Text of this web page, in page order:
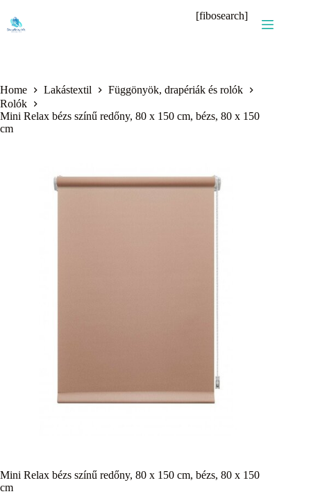
content
[fibosearch]
Home Lakástextil
Függönyök, drapériák és rolók
Rolók
Mini Relax bézs színű redőny, 80 x 150 cm, bézs, 80 x 150
cm
Mini Relax bézs színű redőny, 80 x 150 cm, bézs, 80 x 150
cm